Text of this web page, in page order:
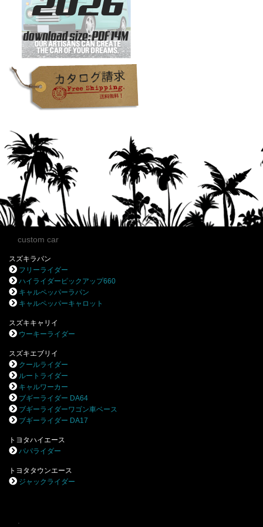
custom car
スズキラパン
フリーライダー
ハイライダーピックアップ660
キャルペッパーラパン
キャルペッパーキャロット
スズキキャリイ
ウーキーライダー
スズキエブリイ
クールライダー
ルートライダー
キャルワーカー
ブギーライダー DA64
ブギーライダーワゴン車ベース
ブギーライダー DA17
トヨタハイエース
パパライダー
トヨタタウンエース
ジャックライダー